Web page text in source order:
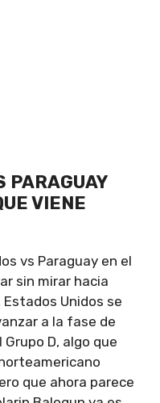
PARAGUAY
VIENE
vs Paraguay en el
sin mirar hacia
Unidos se
a la fase de
D, algo que
que ahora parece